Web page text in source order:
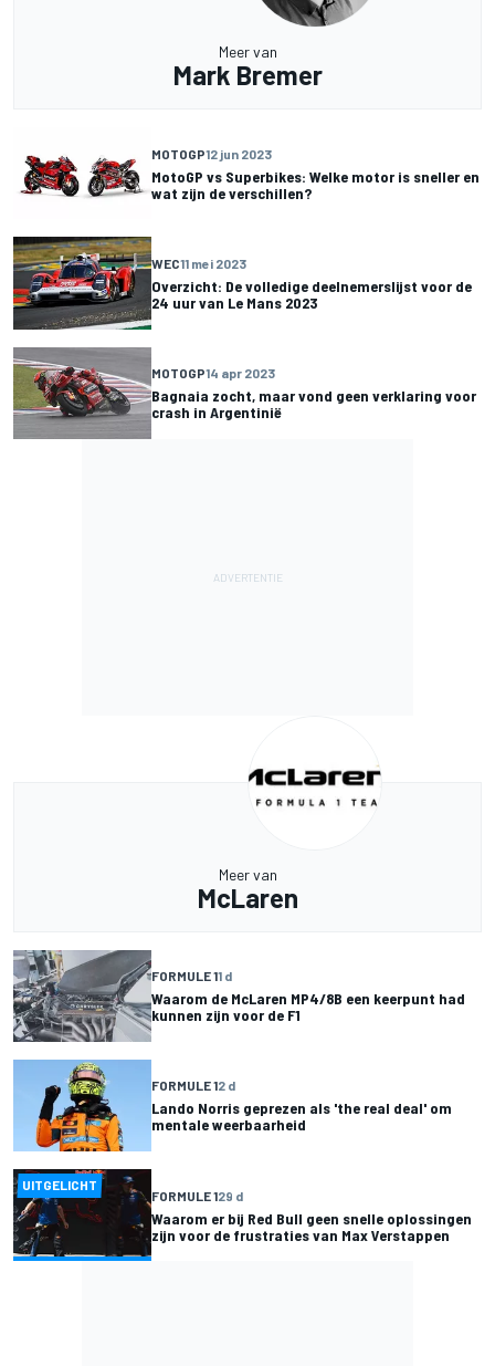
Meer van
Mark Bremer
MOTOGP12 jun 2023
MotoGP vs Superbikes: Welke motor is sneller en
wat zijn de verschillen?
WEC11 mei 2023
Overzicht: De volledige deelnemerslijst voor de
24 uur van Le Mans 2023
MOTOGP14 apr 2023
Bagnaia zocht, maar vond geen verklaring voor
crash in Argentinië
Meer van
McLaren
FORMULE 11 d
Waarom de McLaren MP4/8B een keerpunt had
kunnen zijn voor de F1
FORMULE 12 d
Lando Norris geprezen als 'the real deal' om
mentale weerbaarheid
UITGELICHT
FORMULE 129 d
Waarom er bij Red Bull geen snelle oplossingen
zijn voor de frustraties van Max Verstappen